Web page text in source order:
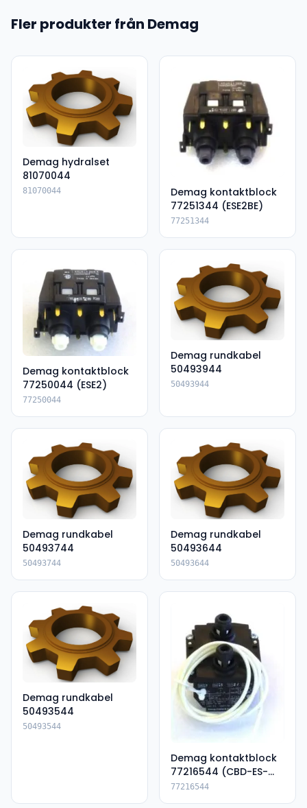
Fler produkter från Demag
Demag hydralset
81070044
81070044
Demag kontaktblock
77251344 (ESE2BE)
77251344
Demag kontaktblock
77250044 (ESE2)
77250044
Demag rundkabel
50493944
50493944
Demag rundkabel
50493744
50493744
Demag rundkabel
50493644
50493644
Demag rundkabel
50493544
50493544
Demag kontaktblock
77216544 (CBD-ES-
DSK)
77216544